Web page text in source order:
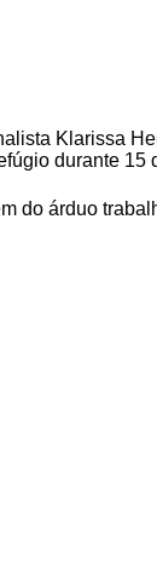
Klarissa
durante 15
do árduo